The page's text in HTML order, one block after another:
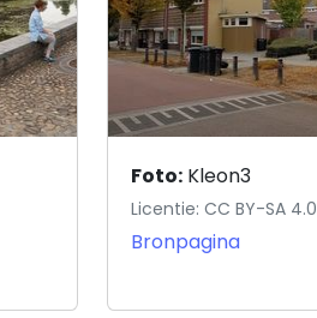
Foto: Kleon3
Licentie: CC BY-SA 4.0
Bronpagina